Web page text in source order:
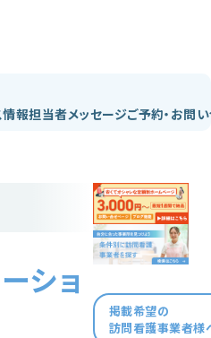
情報担当者メッセージご予約・お問
ショ
掲載希望の
訪問看護事業者様